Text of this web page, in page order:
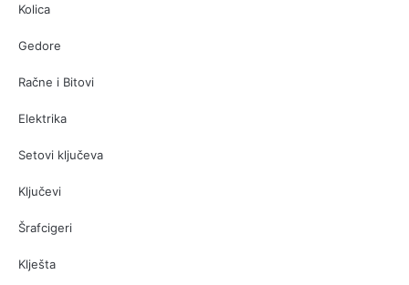
Kolica
Gedore
Račne i Bitovi
Elektrika
Setovi ključeva
Ključevi
Šrafcigeri
Klješta